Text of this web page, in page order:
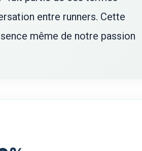
entre runners. Cette
même de notre passion